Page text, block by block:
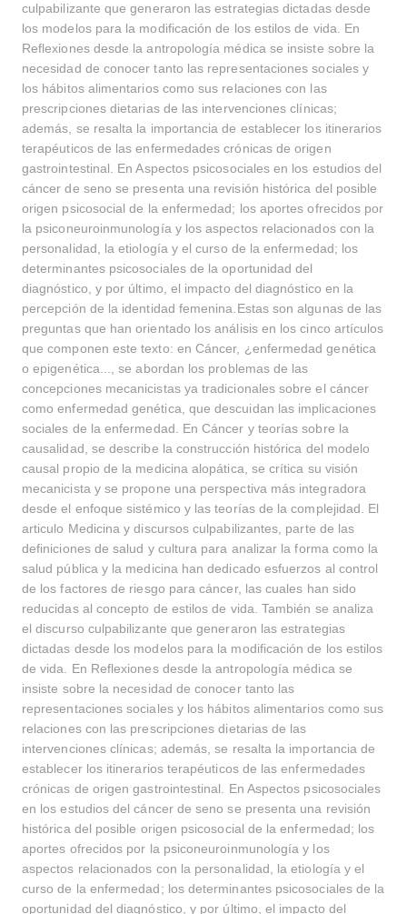
culpabilizante que generaron las estrategias dictadas desde
los modelos para la modificación de los estilos de vida. En
Reflexiones desde la antropología médica se insiste sobre la
necesidad de conocer tanto las representaciones sociales y
los hábitos alimentarios como sus relaciones con las
prescripciones dietarias de las intervenciones clínicas;
además, se resalta la importancia de establecer los itinerarios
terapéuticos de las enfermedades crónicas de origen
gastrointestinal. En Aspectos psicosociales en los estudios del
cáncer de seno se presenta una revisión histórica del posible
origen psicosocial de la enfermedad; los aportes ofrecidos por
la psiconeuroinmunología y los aspectos relacionados con la
personalidad, la etiología y el curso de la enfermedad; los
determinantes psicosociales de la oportunidad del
diagnóstico, y por último, el impacto del diagnóstico en la
percepción de la identidad femenina.Estas son algunas de las
preguntas que han orientado los análisis en los cinco artículos
que componen este texto: en Cáncer, ¿enfermedad genética
o epigenética..., se abordan los problemas de las
concepciones mecanicistas ya tradicionales sobre el cáncer
como enfermedad genética, que descuidan las implicaciones
sociales de la enfermedad. En Cáncer y teorías sobre la
causalidad, se describe la construcción histórica del modelo
causal propio de la medicina alopática, se crítica su visión
mecanicista y se propone una perspectiva más integradora
desde el enfoque sistémico y las teorías de la complejidad. El
articulo Medicina y discursos culpabilizantes, parte de las
definiciones de salud y cultura para analizar la forma como la
salud pública y la medicina han dedicado esfuerzos al control
de los factores de riesgo para cáncer, las cuales han sido
reducidas al concepto de estilos de vida. También se analiza
el discurso culpabilizante que generaron las estrategias
dictadas desde los modelos para la modificación de los estilos
de vida. En Reflexiones desde la antropología médica se
insiste sobre la necesidad de conocer tanto las
representaciones sociales y los hábitos alimentarios como sus
relaciones con las prescripciones dietarias de las
intervenciones clínicas; además, se resalta la importancia de
establecer los itinerarios terapéuticos de las enfermedades
crónicas de origen gastrointestinal. En Aspectos psicosociales
en los estudios del cáncer de seno se presenta una revisión
histórica del posible origen psicosocial de la enfermedad; los
aportes ofrecidos por la psiconeuroinmunología y los
aspectos relacionados con la personalidad, la etiología y el
curso de la enfermedad; los determinantes psicosociales de la
oportunidad del diagnóstico, y por último, el impacto del